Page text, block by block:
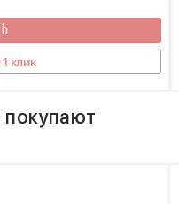
клик
покупают